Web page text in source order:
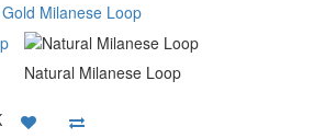
Gold Milanese Loop
Natural Milanese Loop